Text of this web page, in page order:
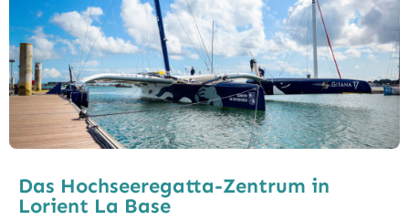
Das Hochseeregatta-Zentrum in
Lorient La Base